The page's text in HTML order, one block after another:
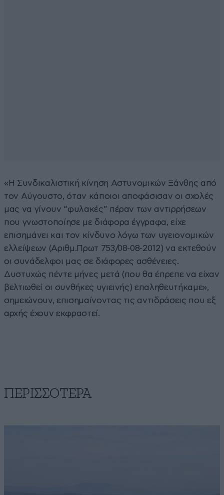
«Η Συνδικαλιστική κίνηση Αστυνομικών Ξάνθης από
τον Αύγουστο, όταν κάποιοι αποφάσισαν οι σχολές
μας να γίνουν “φυλακές” πέραν των αντιρρήσεων
που γνωστοποίησε με διάφορα έγγραφα, είχε
επισημάνει και τον κίνδυνο λόγω των υγειονομικών
ελλείψεων (Αριθμ.Πρωτ 753/08-08-2012) να εκτεθούν
οι συνάδελφοι μας σε διάφορες ασθένειες.
Δυστυχώς πέντε μήνες μετά (που θα έπρεπε να είχαν
βελτιωθεί οι συνθήκες υγιεινής) επαληθευτήκαμε»,
σημειώνουν, επισημαίνοντας τις αντιδράσεις που εξ
αρχής έχουν εκφραστεί.
ΠΕΡΙΣΣΟΤΕΡΑ